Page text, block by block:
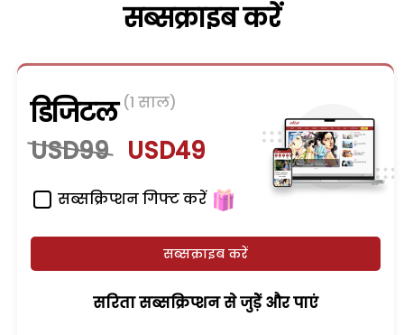
सब्सक्राइब करें
डिजिटल (1 साल)
USD99 USD49
सब्सक्रिप्शन गिफ्ट करें
सब्सक्राइब करें
सरिता सब्सक्रिप्शन से जुड़ेें और पाएं